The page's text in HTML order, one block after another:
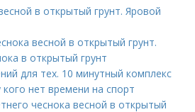
в открытый грунт. Яровой
весной в открытый грунт.
в открытый грунт
для тех. 10 минутный комплекс
нет времени на спорт
чеснока весной в открытый